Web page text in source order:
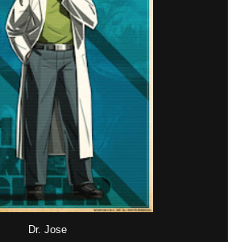
Dr. Jose